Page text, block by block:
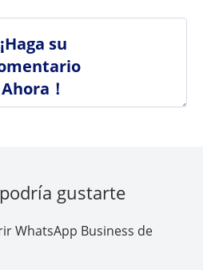
¡Haga su
Ahora！
gustarte
WhatsApp Business de